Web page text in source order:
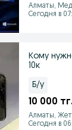
Алматы,
Сегодня в
Кому
10к
Б/у
10 000
Алматы,
Сегодня в